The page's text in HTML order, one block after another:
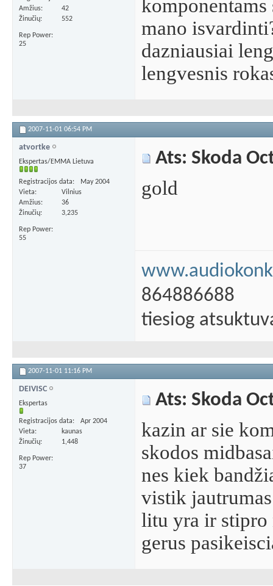
Amžius
42
Žinučių
552
Rep Power
25
mano
dazniausiai
lengvesnis
2007-11-01 06:54 PM
atvortke
Ekspertas/EMMA Lietuva
Registracijos data
May 2004
Vieta
Vilnius
Amžius
36
Žinučių
3,235
Rep Power
55
Ats: Skoda
gold
864886688
tiesiog
2007-11-01 11:16 PM
DEIVISC
Ekspertas
Registracijos data
Apr 2004
Vieta
kaunas
Žinučių
1,448
Rep Power
37
Ats: Skoda
kazin ar sie
skodos
nes kiek
vistik
litu yra ir stipro
gerus